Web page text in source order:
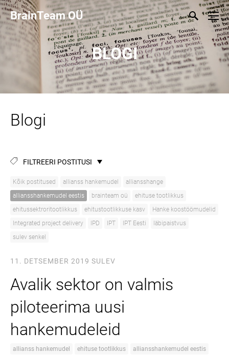
BrainTeam OÜ
BLOGI
Blogi
FILTREERI POSTITUSI
Kõik postitused allianss hankemudel
alliansshange
alliansshankemudel eestis
brainteam oü
ehituse tootlikkus
ehitussektroritootlikkus
ehitustootlikkuse kasv
Hanke koostöömudelid
Integrated project delivery
IPD IPT IPT Eesti
läbipaistvus
sulev senkel
11. DETSEMBER 2019 SULEV
Avalik sektor on valmis
piloteerima uusi
hankemudeleid
allianss hankemudel ehituse tootlikkus alliansshankemudel eestis